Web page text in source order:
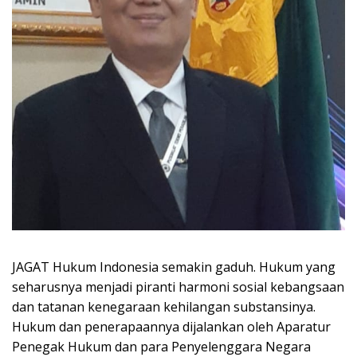
JAGAT Hukum Indonesia semakin gaduh. Hukum yang
seharusnya menjadi piranti harmoni sosial kebangsaan
dan tatanan kenegaraan kehilangan substansinya.
Hukum dan penerapaannya dijalankan oleh Aparatur
Penegak Hukum dan para Penyelenggara Negara